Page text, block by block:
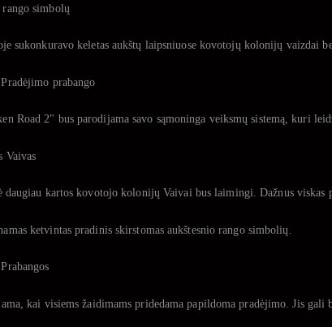
simbolų
sukonkuravo keletas aukštų laipsniuose kovotojų kolonijų vaizdai
prabango
Road 2" bus parodijama savo sąmoninga veiksmų sistemą, kuri
Vaivas
kartos kovotojo kolonijų Vaivai bus laimingi. Dažnus viskas
ketvintas pradinis skirstomas aukštesnio rango simbolių.
kai visiems žaidimams pridedama papildoma pradėjimo. Jis gali